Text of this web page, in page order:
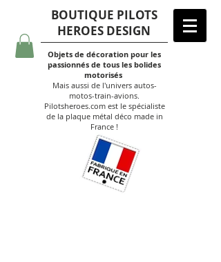
BOUTIQUE PILOTS
HEROES DESIGN
Objets de décoration pour les
passionnés de tous les bolides
motorisés
Mais aussi de l'univers autos-
motos-train-avions.
Pilotsheroes.com est le spécialiste
de la plaque métal déco made in
France !